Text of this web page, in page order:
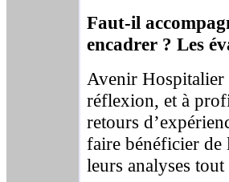
Faut-il
encadrer ? Les
Avenir Hospitalier
réflexion, et à
retours
faire bénéficier de
leurs analyses